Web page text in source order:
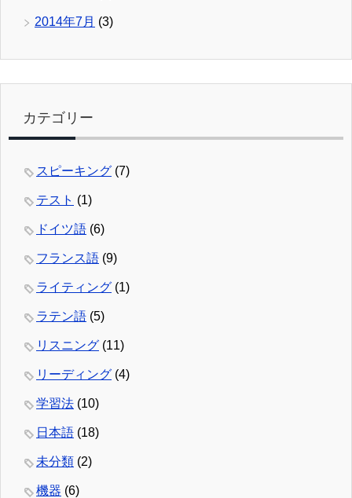
2014年7月 (3)
カテゴリー
スピーキング (7)
テスト (1)
ドイツ語 (6)
フランス語 (9)
ライティング (1)
ラテン語 (5)
リスニング (11)
リーディング (4)
学習法 (10)
日本語 (18)
未分類 (2)
機器 (6)